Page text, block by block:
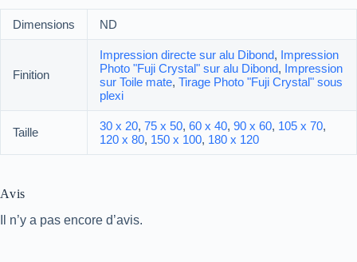
Dimensions ND
Finition
Impression directe sur alu Dibond, Impression
Photo "Fuji Crystal" sur alu Dibond, Impression
sur Toile mate, Tirage Photo "Fuji Crystal" sous
plexi
Taille 30 x 20, 75 x 50, 60 x 40, 90 x 60, 105 x 70,
120 x 80, 150 x 100, 180 x 120
Avis
Il n’y a pas encore d’avis.